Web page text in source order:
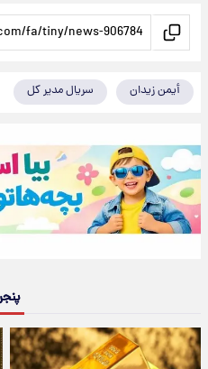
أیمن زیدان سریال مدیر کل